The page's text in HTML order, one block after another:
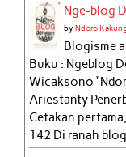
Nge-blog
byNdoro Kakung
Blogisme
Buku : Ngeblog
Wicaksono
Ariestanty
Cetakan
142 Di ranah